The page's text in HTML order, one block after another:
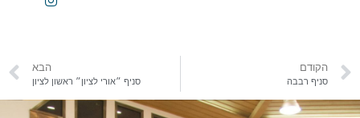
הקודם
סניף רבבה
הבא
סניף ״אורי לציון״ ראשון לציון